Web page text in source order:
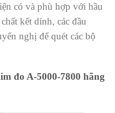
có và phù hợp với hầu
kết dính, các đầu
nghị để quét các bộ
đo A-5000-7800 hãng